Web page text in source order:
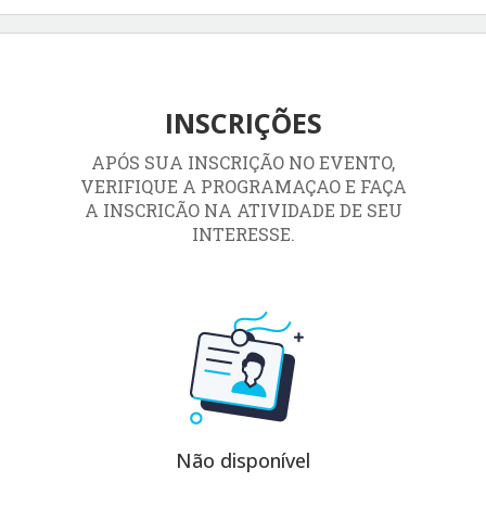
reunidos para compor os anais e/ou e-
INSCRIÇÕES
APÓS SUA INSCRIÇÃO NO EVENTO,
VERIFIQUE A PROGRAMAÇAO E FAÇA
A INSCRICÃO NA ATIVIDADE DE SEU
INTERESSE.
Não disponível